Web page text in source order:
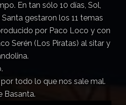
En tan sólo 10 días, Sol,
gestaron los 11 temas
por Paco Loco y con
Serén (Los Piratas) al sitar y
todo lo que nos sale mal.
Basanta.